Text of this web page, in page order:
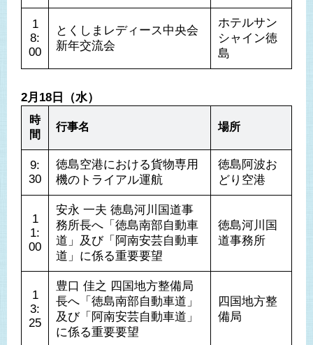
1
8:
00
とくしまレディース中央会
新年交流会
ホテルサン
シャイン徳
島
2月18日（水）
時
間
行事名 場所
9:
30
徳島空港における貨物専用
機のトライアル運航
徳島阿波お
どり空港
1
1:
00
安永 一夫 徳島河川国道事
務所長へ「徳島南部自動車
道」及び「阿南安芸自動車
道」に係る重要要望
徳島河川国
道事務所
1
3:
25
豊口 佳之 四国地方整備局
長へ「徳島南部自動車道」
及び「阿南安芸自動車道」
に係る重要要望
四国地方整
備局